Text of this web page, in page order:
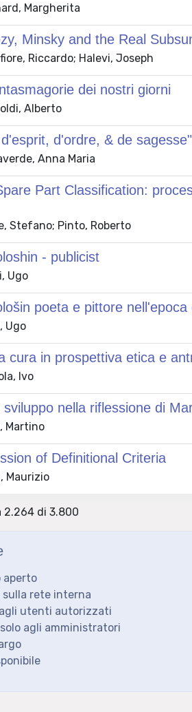
Margherita
Minsky and the Real
Riccardo; Halevi, Joseph
dei nostri giorni
Alberto
d'ordre, & de
Anna Maria
Part Classification:
Stefano; Pinto, Roberto
- publicist
Ugo
poeta e pittore
Ugo
cura in prospettiva etica e
Ivo
nella riflessione di
Martino
of Definitional Criteria
Maurizio
2.264 di 3.800
aperto
sulla rete interna
utenti autorizzati
agli amministratori